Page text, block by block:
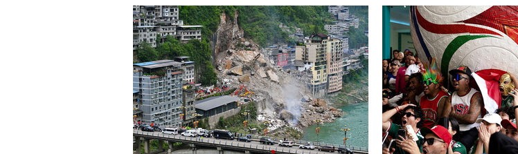
против
России
вчера,
Трусовой
вчера,
впервые